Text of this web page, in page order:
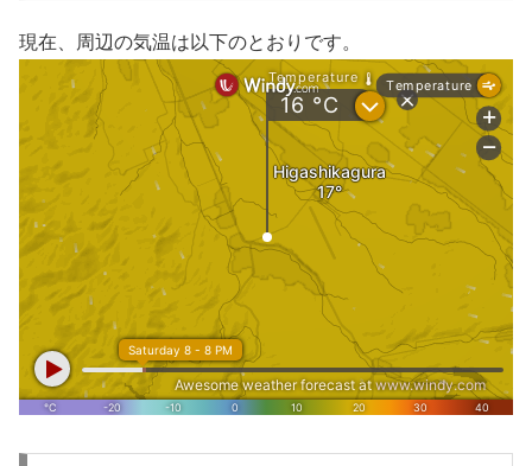
現在、周辺の気温は以下のとおりです。